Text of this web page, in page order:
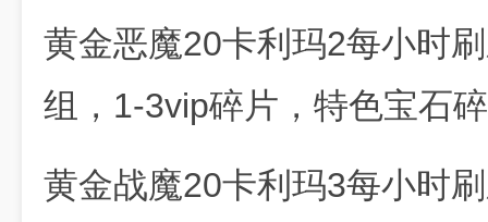
黄金恶魔20卡利玛2每小时
组，1-3vip碎片，特色宝石
黄金战魔20卡利玛3每小时